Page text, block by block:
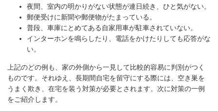
夜間、室内の明かりがない状態が連日続き、ひと気がない。
郵便受けに新聞や郵便物がたまっている。
普段、車庫にとめてある自家用車が駐車されていない。
インターホンを鳴らしたり、電話をかけたりしても応答がな
い。
上記のどの例も、家の外側から一見して比較的容易に判別がつく
ものです。それゆえ、長期間自宅を留守にする際には、空き巣を
うまく欺き、在宅を装う対策が必要とされます。次に対策の一例
をご紹介します。